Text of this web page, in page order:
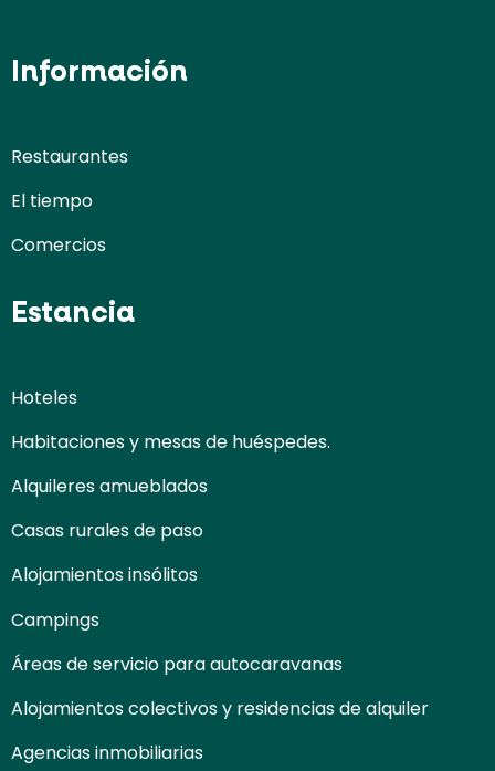
Información
Restaurantes
El tiempo
Comercios
Estancia
Hoteles
Habitaciones y mesas de huéspedes.
Alquileres amueblados
Casas rurales de paso
Alojamientos insólitos
Campings
Áreas de servicio para autocaravanas
Alojamientos colectivos y residencias de alquiler
Agencias inmobiliarias